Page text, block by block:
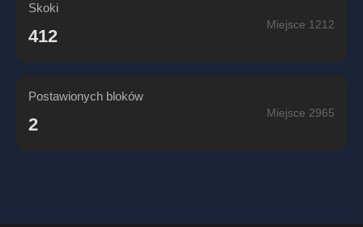
Skoki
412
Miejsce 1212
Postawionych bloków
2
Miejsce 2965